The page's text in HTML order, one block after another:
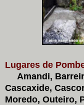
Lugares de
Amandi,
Cascaxide,
Moredo, Outeiro,